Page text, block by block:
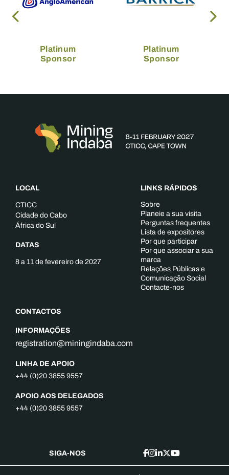
Platinum
Sponsor
Platinum
Sponsor
LOCAL
CTICC
Cidade do Cabo
África do Sul
DATAS
8 a 11 de fevereiro de 2027
CONTACTOS
INFORMAÇÕES
registration@miningindaba.com
LINHA DE APOIO
+44 (0)20 3855 9557
APOIO AOS DELEGADOS
+44 (0)20 3855 9557
LINKS RÁPIDOS
Sobre
Planeie a sua visita
Perguntas frequentes
Lista de expositores
Por que participar
Por que associar a sua
marca
Relações Públicas e
Comunicação Social
Contacte-nos
SIGA-NOS